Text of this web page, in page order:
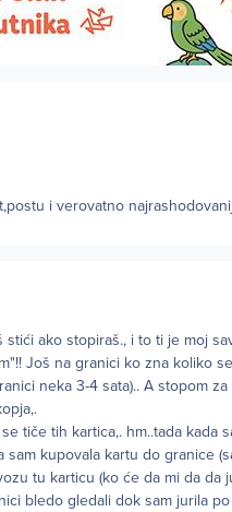
i verovatno
stići ako stopiraš., i to ti je moj
Još na granici ko zna koliko
neka 3-4 sata).. A stopom
tiče tih kartica,. hm..tada kada
sam kupovala kartu do granice
tu karticu (ko će da mi da da
bledo gledali dok sam jurila